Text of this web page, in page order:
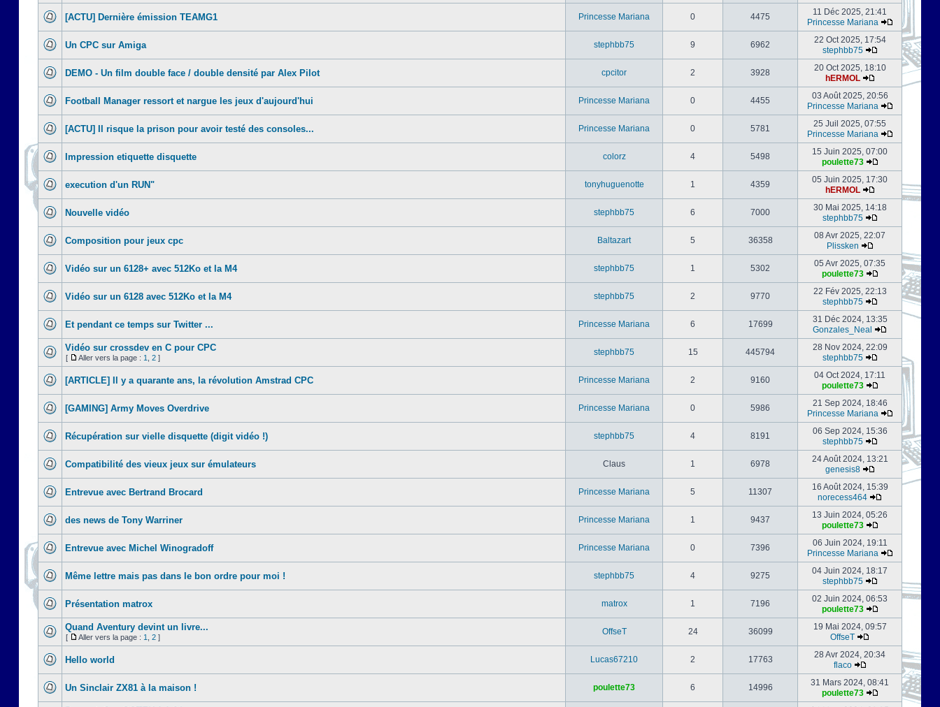
[ACTU] Dernière émission TEAMG1 Princesse Mariana 0 4475
11 Déc 2025, 21:41
Princesse Mariana
Un CPC sur Amiga stephbb75 9 6962
22 Oct 2025, 17:54
stephbb75
DEMO - Un film double face / double densité par Alex Pilot cpcitor 2 3928
20 Oct 2025, 18:10
hERMOL
Football Manager ressort et nargue les jeux d'aujourd'hui Princesse Mariana 0 4455
03 Août 2025, 20:56
Princesse Mariana
[ACTU] Il risque la prison pour avoir testé des consoles... Princesse Mariana 0 5781
25 Juil 2025, 07:55
Princesse Mariana
Impression etiquette disquette colorz 4 5498
15 Juin 2025, 07:00
poulette73
execution d'un RUN" tonyhuguenotte 1 4359
05 Juin 2025, 17:30
hERMOL
Nouvelle vidéo stephbb75 6 7000
30 Mai 2025, 14:18
stephbb75
Composition pour jeux cpc Baltazart 5 36358
08 Avr 2025, 22:07
Plissken
Vidéo sur un 6128+ avec 512Ko et la M4 stephbb75 1 5302
05 Avr 2025, 07:35
poulette73
Vidéo sur un 6128 avec 512Ko et la M4 stephbb75 2 9770
22 Fév 2025, 22:13
stephbb75
Et pendant ce temps sur Twitter ... Princesse Mariana 6 17699
31 Déc 2024, 13:35
Gonzales_Neal
Vidéo sur crossdev en C pour CPC
[ Aller vers la page : 1 2 ]
stephbb75 15 445794
28 Nov 2024, 22:09
stephbb75
[ARTICLE] Il y a quarante ans, la révolution Amstrad CPC Princesse Mariana 2 9160
04 Oct 2024, 17:11
poulette73
[GAMING] Army Moves Overdrive Princesse Mariana 0 5986
21 Sep 2024, 18:46
Princesse Mariana
Récupération sur vielle disquette (digit vidéo !) stephbb75 4 8191
06 Sep 2024, 15:36
stephbb75
Compatibilité des vieux jeux sur émulateurs Claus 1 6978
24 Août 2024, 13:21
genesis8
Entrevue avec Bertrand Brocard Princesse Mariana 5 11307
16 Août 2024, 15:39
norecess464
des news de Tony Warriner Princesse Mariana 1 9437
13 Juin 2024, 05:26
poulette73
Entrevue avec Michel Winogradoff Princesse Mariana 0 7396
06 Juin 2024, 19:11
Princesse Mariana
Même lettre mais pas dans le bon ordre pour moi ! stephbb75 4 9275
04 Juin 2024, 18:17
stephbb75
Présentation matrox matrox 1 7196
02 Juin 2024, 06:53
poulette73
Quand Aventury devint un livre...
[ Aller vers la page : 1 2 ]
OffseT 24 36099
19 Mai 2024, 09:57
OffseT
Hello world Lucas67210 2 17763
28 Avr 2024, 20:34
flaco
Un Sinclair ZX81 à la maison ! poulette73 6 14996
31 Mars 2024, 08:41
poulette73